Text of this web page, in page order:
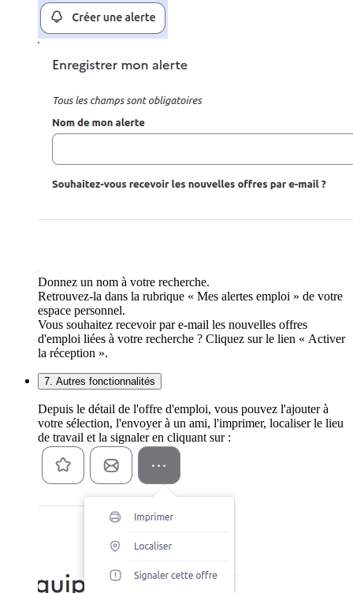
Donnez un nom à votre recherche.
Retrouvez-la dans la rubrique « Mes alertes emploi » de votre
espace personnel.
Vous souhaitez recevoir par e-mail les nouvelles offres
d'emploi liées à votre recherche ? Cliquez sur le lien « Activer
la réception ».
7. Autres fonctionnalités
Depuis le détail de l'offre d'emploi, vous pouvez l'ajouter à
votre sélection, l'envoyer à un ami, l'imprimer, localiser le lieu
de travail et la signaler en cliquant sur :